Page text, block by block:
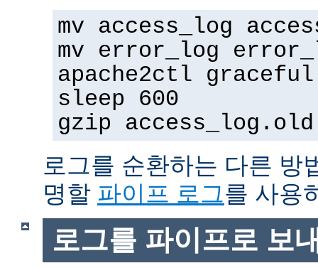
mv access_log
mv error_log
apache2ctl graceful
sleep 600
gzip
로그를 순환하는 다른 방
명할 파이프 로그를 사용
로그를 파이프로 보